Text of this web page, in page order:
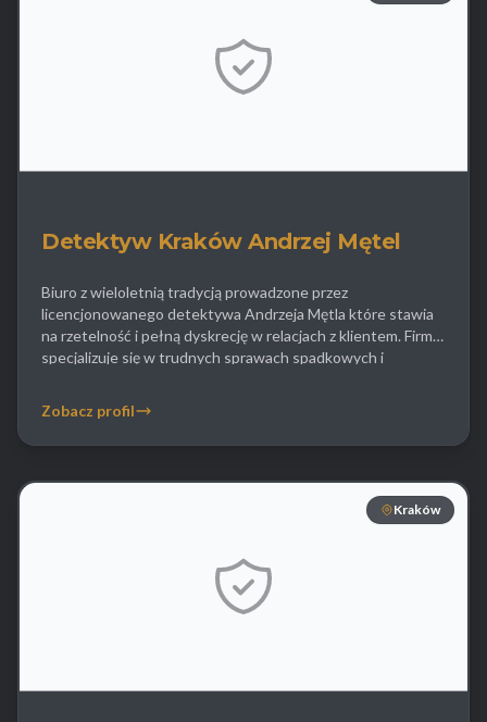
Detektyw Kraków Andrzej Mętel
Biuro z wieloletnią tradycją prowadzone przez
licencjonowanego detektywa Andrzeja Mętla które stawia
na rzetelność i pełną dyskrecję w relacjach z klientem. Firma
specjalizuje się w trudnych sprawach spadkowych i
spraw rodzinnych detektyw Mętel oferuje profesjonalne
usługi obserwacyjne dostarczając sądom niepodważalnych
Zobacz profil
Kraków